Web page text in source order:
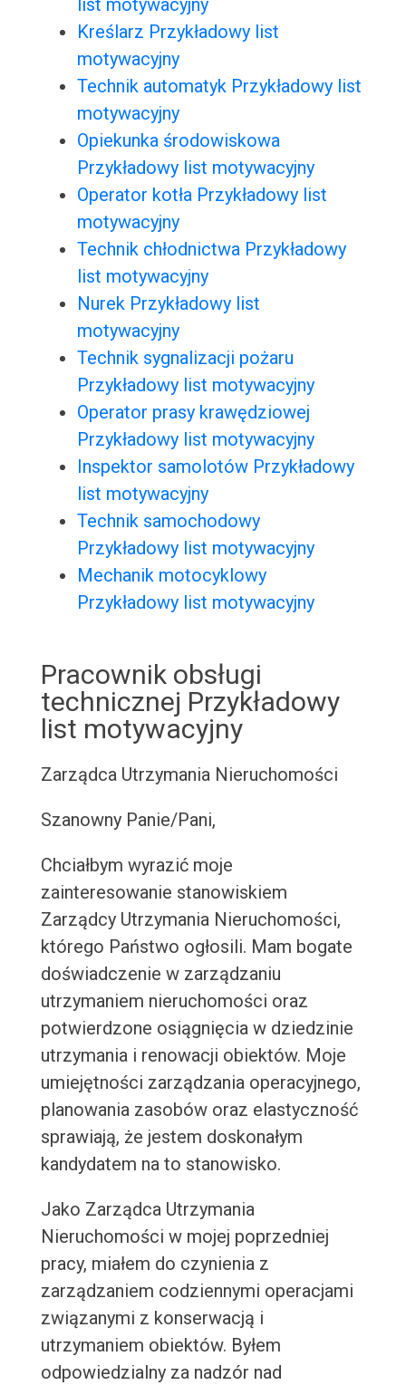
list motywacyjny
Kreślarz Przykładowy list
motywacyjny
Technik automatyk Przykładowy list
motywacyjny
Opiekunka środowiskowa
Przykładowy list motywacyjny
Operator kotła Przykładowy list
motywacyjny
Technik chłodnictwa Przykładowy
list motywacyjny
Nurek Przykładowy list
motywacyjny
Technik sygnalizacji pożaru
Przykładowy list motywacyjny
Operator prasy krawędziowej
Przykładowy list motywacyjny
Inspektor samolotów Przykładowy
list motywacyjny
Technik samochodowy
Przykładowy list motywacyjny
Mechanik motocyklowy
Przykładowy list motywacyjny
Pracownik obsługi
technicznej Przykładowy
list motywacyjny
Zarządca Utrzymania Nieruchomości
Szanowny Panie/Pani,
Chciałbym wyrazić moje
zainteresowanie stanowiskiem
Zarządcy Utrzymania Nieruchomości,
którego Państwo ogłosili. Mam bogate
doświadczenie w zarządzaniu
utrzymaniem nieruchomości oraz
potwierdzone osiągnięcia w dziedzinie
utrzymania i renowacji obiektów. Moje
umiejętności zarządzania operacyjnego,
planowania zasobów oraz elastyczność
sprawiają, że jestem doskonałym
kandydatem na to stanowisko.
Jako Zarządca Utrzymania
Nieruchomości w mojej poprzedniej
pracy, miałem do czynienia z
zarządzaniem codziennymi operacjami
związanymi z konserwacją i
utrzymaniem obiektów. Byłem
odpowiedzialny za nadzór nad